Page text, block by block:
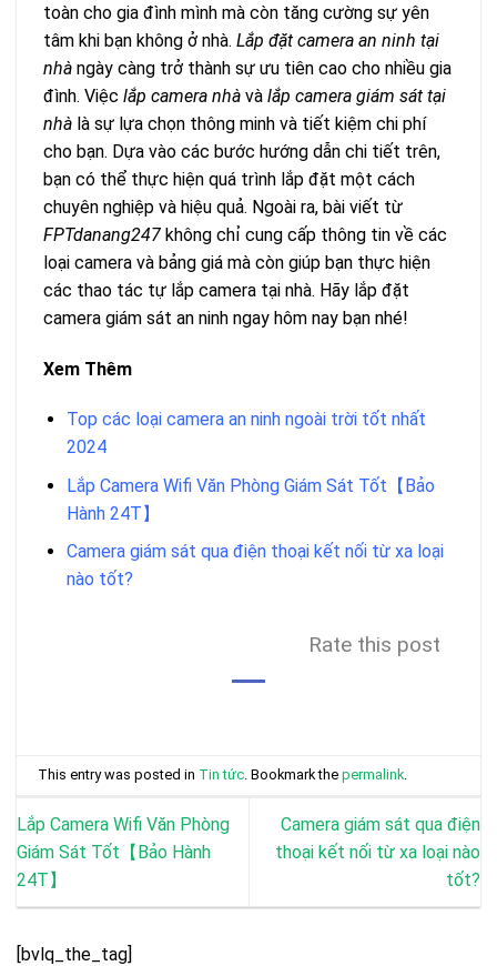
toàn cho gia đình mình mà còn tăng cường sự yên
tâm khi bạn không ở nhà. Lắp đặt camera an ninh tại
nhà ngày càng trở thành sự ưu tiên cao cho nhiều gia
đình. Việc lắp camera nhà và lắp camera giám sát tại
nhà là sự lựa chọn thông minh và tiết kiệm chi phí
cho bạn. Dựa vào các bước hướng dẫn chi tiết trên,
bạn có thể thực hiện quá trình lắp đặt một cách
chuyên nghiệp và hiệu quả. Ngoài ra, bài viết từ
FPTdanang247 không chỉ cung cấp thông tin về các
loại camera và bảng giá mà còn giúp bạn thực hiện
các thao tác tự lắp camera tại nhà. Hãy lắp đặt
camera giám sát an ninh ngay hôm nay bạn nhé!
Xem Thêm
Top các loại camera an ninh ngoài trời tốt nhất
2024
Lắp Camera Wifi Văn Phòng Giám Sát Tốt【Bảo
Hành 24T】
Camera giám sát qua điện thoại kết nối từ xa loại
nào tốt?
Rate this post
This entry was posted in Tin tức . Bookmark thepermalink
Lắp Camera Wifi Văn Phòng
Giám Sát Tốt【Bảo Hành
24T】
Camera giám sát qua điện
thoại kết nối từ xa loại nào
tốt?
[bvlq_the_tag]